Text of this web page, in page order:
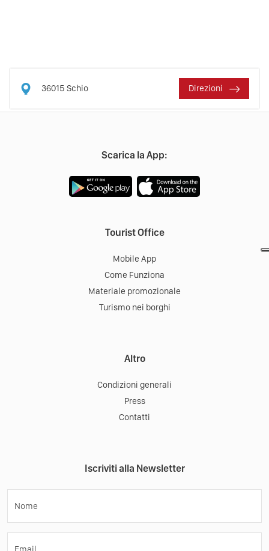
36015 Schio Direzioni
Scarica la App:
Tourist Office
Mobile App
Come Funziona
Materiale promozionale
Turismo nei borghi
Altro
Condizioni generali
Press
Contatti
Iscriviti alla Newsletter
Nome